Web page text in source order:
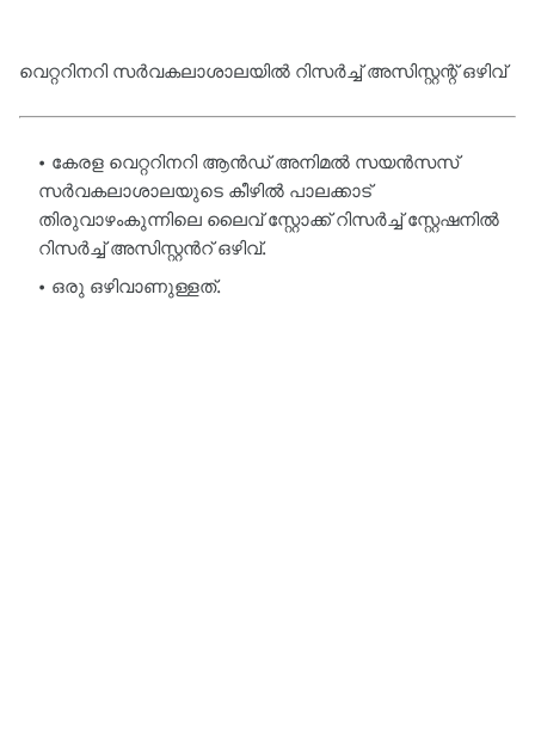
വെറ്ററിനറി സർവകലാശാലയിൽ റിസർച്ച് അസിസ്റ്റന്റ് ഒഴിവ്
കേരള വെറ്ററിനറി ആൻഡ് അനിമൽ സയൻസസ്
സർവകലാശാലയുടെ കീഴിൽ പാലക്കാട്
തിരുവാഴംകുന്നിലെ ലൈവ് സ്റ്റോക്ക് റിസർച്ച് സ്റ്റേഷനിൽ
റിസർച്ച് അസിസ്റ്റൻറ് ഒഴിവ്.
ഒരു ഒഴിവാണുള്ളത്.